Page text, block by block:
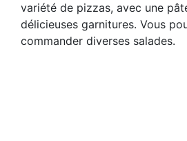
variété de pizzas, avec une
délicieuses garnitures. Vous
commander diverses salades.